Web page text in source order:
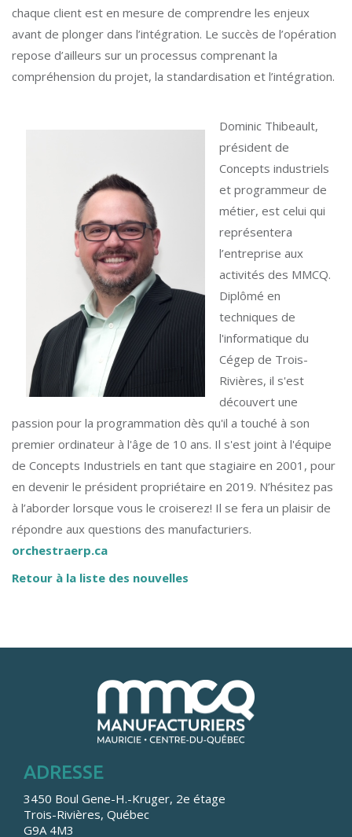
chaque client est en mesure de comprendre les enjeux
avant de plonger dans l’intégration. Le succès de l’opération
repose d’ailleurs sur un processus comprenant la
compréhension du projet, la standardisation et l’intégration.
Dominic Thibeault,
président de
Concepts industriels
et programmeur de
métier, est celui qui
représentera
l’entreprise aux
activités des MMCQ.
Diplômé en
techniques de
l'informatique du
Cégep de Trois-
Rivières, il s'est
découvert une
passion pour la programmation dès qu'il a touché à son
premier ordinateur à l'âge de 10 ans. Il s'est joint à l'équipe
de Concepts Industriels en tant que stagiaire en 2001, pour
en devenir le président propriétaire en 2019. N’hésitez pas
à l’aborder lorsque vous le croiserez! Il se fera un plaisir de
répondre aux questions des manufacturiers.
orchestraerp.ca
Retour à la liste des nouvelles
ADRESSE
3450 Boul Gene-H.-Kruger, 2e étage
Trois-Rivières, Québec
G9A 4M3